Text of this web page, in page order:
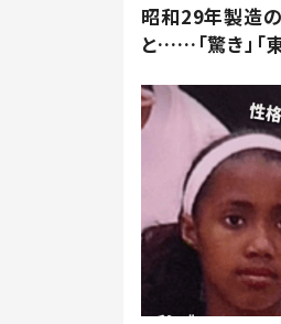
昭和29年製造
と……「驚き」「